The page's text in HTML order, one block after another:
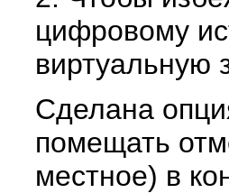
цифровому
виртуальную
Сделана
помещать
местное) в